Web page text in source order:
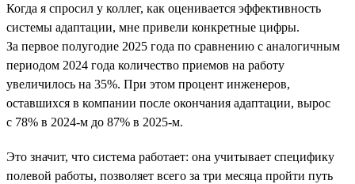
Когда я спросил у коллег, как оценивается эффективность
системы адаптации, мне привели конкретные цифры.
За первое полугодие 2025 года по сравнению с аналогичным
периодом 2024 года количество приемов на работу
увеличилось на 35%. При этом процент инженеров,
оставшихся в компании после окончания адаптации, вырос
с 78% в 2024-м до 87% в 2025-м.
Это значит, что система работает: она учитывает специфику
полевой работы, позволяет всего за три месяца пройти путь